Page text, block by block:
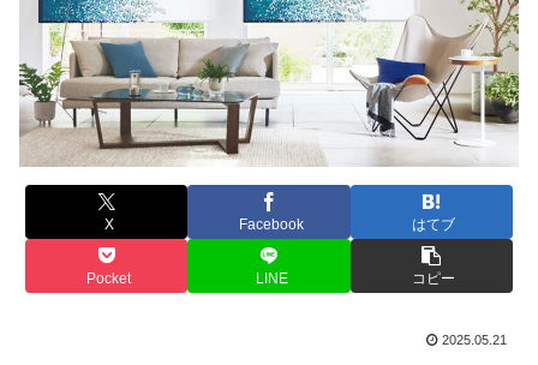
X Facebook はてブ
Pocket LINE コピー
2025.05.21